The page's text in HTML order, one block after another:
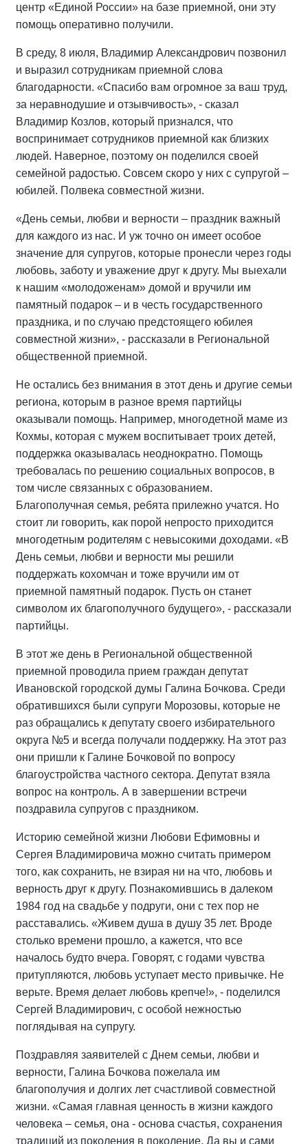
центр «Единой России» на базе приемной, они эту
помощь оперативно получили.
В среду, 8 июля, Владимир Александрович позвонил
и выразил сотрудникам приемной слова
благодарности. «Спасибо вам огромное за ваш труд,
за неравнодушие и отзывчивость», - сказал
Владимир Козлов, который признался, что
воспринимает сотрудников приемной как близких
людей. Наверное, поэтому он поделился своей
семейной радостью. Совсем скоро у них с супругой –
юбилей. Полвека совместной жизни.
«День семьи, любви и верности – праздник важный
для каждого из нас. И уж точно он имеет особое
значение для супругов, которые пронесли через годы
любовь, заботу и уважение друг к другу. Мы выехали
к нашим «молодоженам» домой и вручили им
памятный подарок – и в честь государственного
праздника, и по случаю предстоящего юбилея
совместной жизни», - рассказали в Региональной
общественной приемной.
Не остались без внимания в этот день и другие семьи
региона, которым в разное время партийцы
оказывали помощь. Например, многодетной маме из
Кохмы, которая с мужем воспитывает троих детей,
поддержка оказывалась неоднократно. Помощь
требовалась по решению социальных вопросов, в
том числе связанных с образованием.
Благополучная семья, ребята прилежно учатся. Но
стоит ли говорить, как порой непросто приходится
многодетным родителям с невысокими доходами. «В
День семьи, любви и верности мы решили
поддержать кохомчан и тоже вручили им от
приемной памятный подарок. Пусть он станет
символом их благополучного будущего», - рассказали
партийцы.
В этот же день в Региональной общественной
приемной проводила прием граждан депутат
Ивановской городской думы Галина Бочкова. Среди
обратившихся были супруги Морозовы, которые не
раз обращались к депутату своего избирательного
округа №5 и всегда получали поддержку. На этот раз
они пришли к Галине Бочковой по вопросу
благоустройства частного сектора. Депутат взяла
вопрос на контроль. А в завершении встречи
поздравила супругов с праздником.
Историю семейной жизни Любови Ефимовны и
Сергея Владимировича можно считать примером
того, как сохранить, не взирая ни на что, любовь и
верность друг к другу. Познакомившись в далеком
1984 год на свадьбе у подруги, они с тех пор не
расставались. «Живем душа в душу 35 лет. Вроде
столько времени прошло, а кажется, что все
началось будто вчера. Говорят, с годами чувства
притупляются, любовь уступает место привычке. Не
верьте. Время делает любовь крепче!», - поделился
Сергей Владимирович, с особой нежностью
поглядывая на супругу.
Поздравляя заявителей с Днем семьи, любви и
верности, Галина Бочкова пожелала им
благополучия и долгих лет счастливой совместной
жизни. «Самая главная ценность в жизни каждого
человека – семья, она - основа счастья, сохранения
традиций из поколения в поколение. Да вы и сами